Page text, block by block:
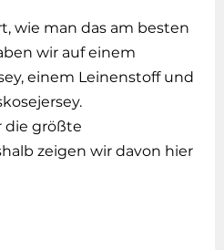
wie man das am besten
wir auf einem
einem Leinenstoff und
die größte
zeigen wir davon hier